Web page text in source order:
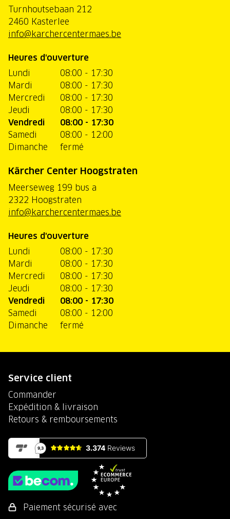
Turnhoutsebaan 212
2460 Kasterlee
info@karchercentermaes.be
Heures d'ouverture
Lundi
08:00 - 17:30
Mardi
08:00 - 17:30
Mercredi
08:00 - 17:30
Jeudi
08:00 - 17:30
Vendredi
08:00 - 17:30
Samedi
08:00 - 12:00
Dimanche
fermé
Kärcher Center Hoogstraten
Meerseweg 199 bus a
2322 Hoogstraten
info@karchercentermaes.be
Heures d'ouverture
Lundi
08:00 - 17:30
Mardi
08:00 - 17:30
Mercredi
08:00 - 17:30
Jeudi
08:00 - 17:30
Vendredi
08:00 - 17:30
Samedi
08:00 - 12:00
Dimanche
fermé
Service client
Commander
Expédition & livraison
Retours & remboursements
Paiement sécurisé avec